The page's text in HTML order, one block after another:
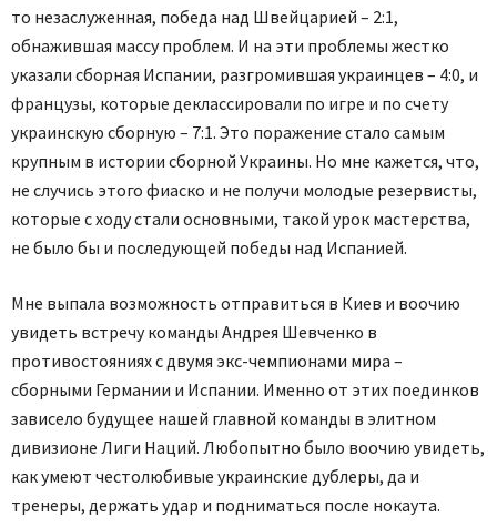
то незаслуженная, победа над Швейцарией – 2:1,
обнажившая массу проблем. И на эти проблемы жестко
указали сборная Испании, разгромившая украинцев – 4:0, и
французы, которые деклассировали по игре и по счету
украинскую сборную – 7:1. Это поражение стало самым
крупным в истории сборной Украины. Но мне кажется, что,
не случись этого фиаско и не получи молодые резервисты,
которые с ходу стали основными, такой урок мастерства,
не было бы и последующей победы над Испанией.
Мне выпала возможность отправиться в Киев и воочию
увидеть встречу команды Андрея Шевченко в
противостояниях с двумя экс-чемпионами мира –
сборными Германии и Испании. Именно от этих поединков
зависело будущее нашей главной команды в элитном
дивизионе Лиги Наций. Любопытно было воочию увидеть,
как умеют честолюбивые украинские дублеры, да и
тренеры, держать удар и подниматься после нокаута.